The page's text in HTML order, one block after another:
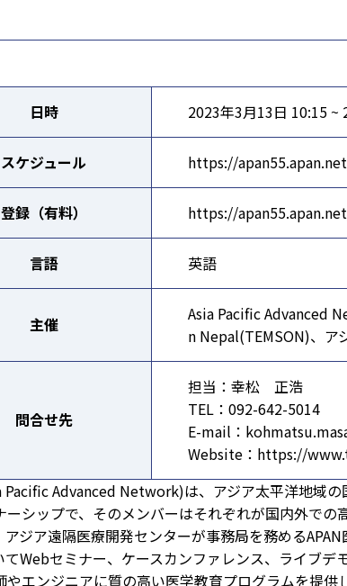
日時 2023年3月13日 10:15 ~
スケジュール https://
登録（有料） https://
言語 英語
主催
Asia Pacific Advanced
n Nepal(TEMSON)、ア
問合せ先
担当：幸松 正浩
TEL：092-642-5014
E-mail：
Website：https://
Pacific Advanced Network)は、アジア太平洋地域
ーシップで、そのメンバーはそれぞれが国内外で
アジア遠隔医療開発センターが事務局を務める
てWebセミナー、ケースカンファレンス、ライブ
やエンジニアに質の高い医学教育プログラムを提供